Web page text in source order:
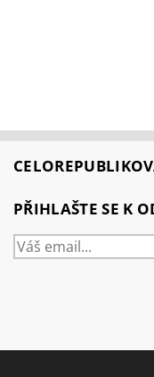
PŘIHLAŠTE SE K